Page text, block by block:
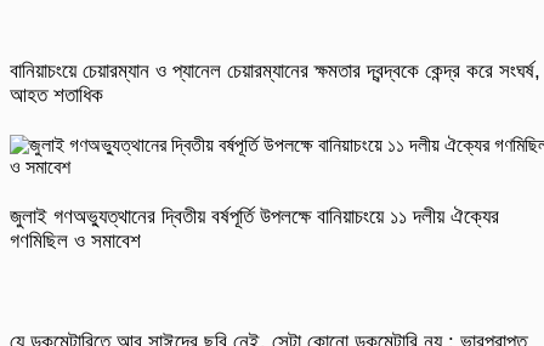
বানিয়াচংয়ে চেয়ারম্যান ও প্যানেল চেয়ারম্যানের ক্ষমতার দ্বন্দ্বকে কেন্দ্র করে সংঘর্ষ,
আহত শতাধিক
জুলাই গণঅভ্যুত্থানের দ্বিতীয় বর্ষপূর্তি উপলক্ষে বানিয়াচংয়ে ১১ দলীয় ঐক্যের
গণমিছিল ও সমাবেশ
যে ডকুমেন্টারিতে আবু সাঈদের ছবি নেই, সেটা কোনো ডকুমেন্টারি নয় : ভারপ্রাপ্ত